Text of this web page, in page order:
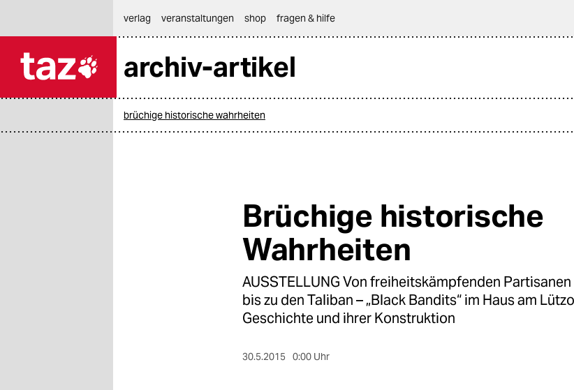
themen
verlag
veranstaltungen shop fragen & hilfe
archiv-artikel
brüchige historische wahrheiten
Brüchige historische
Wahrheiten
AUSSTELLUNG Von freiheitskämpfenden
bis zu den Taliban – „Black Bandits“ im Haus am
Geschichte und ihrer Konstruktion
30.5.2015 0:00 Uhr